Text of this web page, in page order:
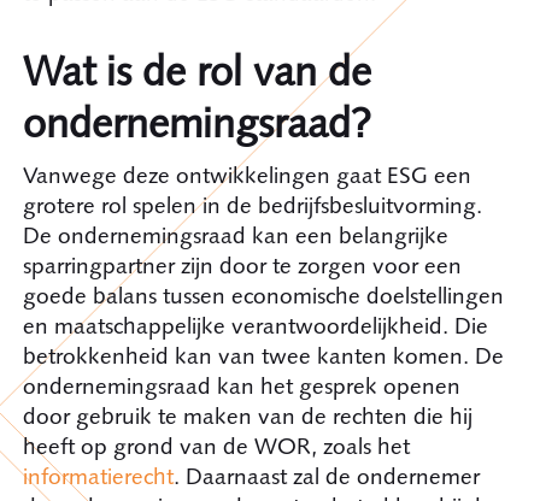
Wat is de rol van de
ondernemingsraad?
Vanwege deze ontwikkelingen gaat ESG een
grotere rol spelen in de bedrijfsbesluitvorming.
De ondernemingsraad kan een belangrijke
sparringpartner zijn door te zorgen voor een
goede balans tussen economische doelstellingen
en maatschappelijke verantwoordelijkheid. Die
betrokkenheid kan van twee kanten komen. De
ondernemingsraad kan het gesprek openen
door gebruik te maken van de rechten die hij
heeft op grond van de WOR, zoals het
informatierecht. Daarnaast zal de ondernemer